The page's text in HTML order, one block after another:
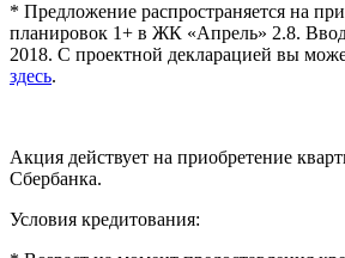
* Предложение распространяется на
планировок 1+ в ЖК «Апрель» 2.8.
2018. С проектной декларацией вы
здесь.
Акция действует на приобретение
Сбербанка.
Условия кредитования: